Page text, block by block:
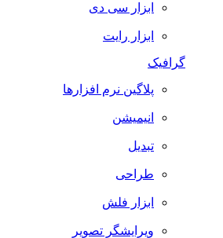
ابزار سی دی
ابزار رایت
گرافیک
پلاگین نرم افزارها
انیمیشن
تبدیل
طراحی
ابزار فلش
ویرایشگر تصویر